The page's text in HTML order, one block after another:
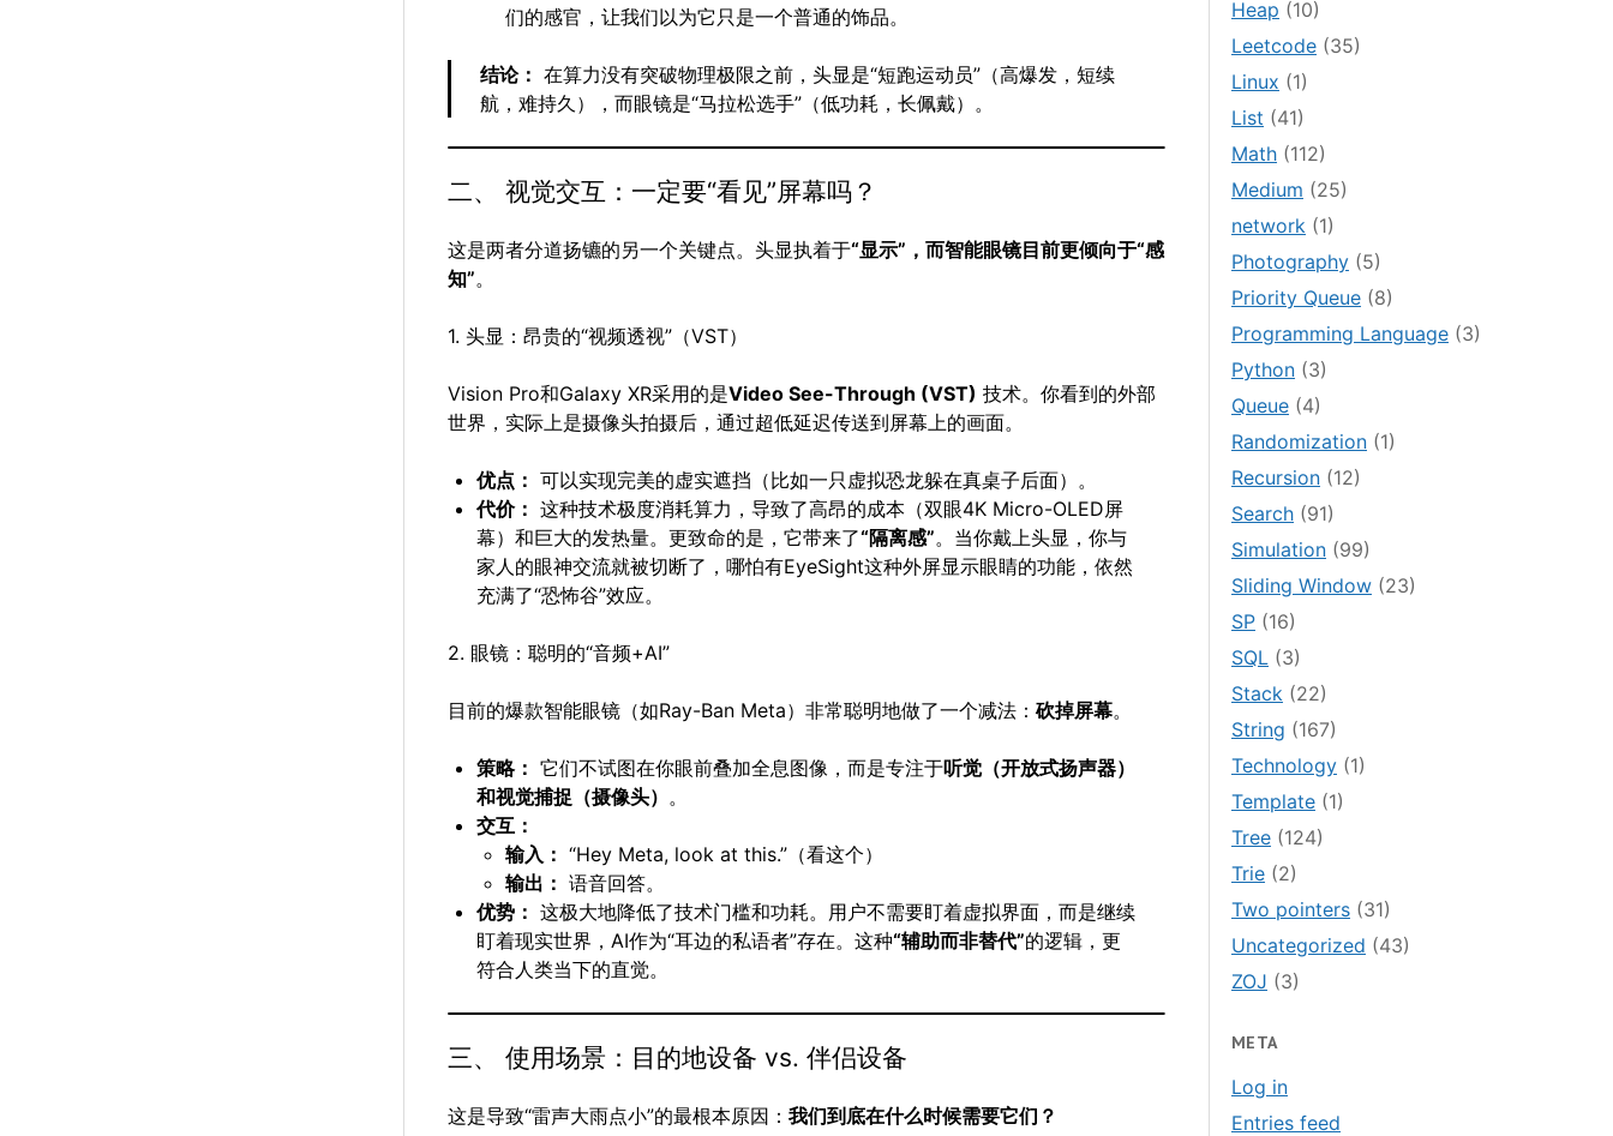
们的感官，让我们以为它只是一个普通的饰品。
结论： 在算力没有突破物理极限之前，头显是“短跑运动员”（高爆发，短续
航，难持久），而眼镜是“马拉松选手”（低功耗，长佩戴）。
二、 视觉交互：一定要“看见”屏幕吗？
这是两者分道扬镳的另一个关键点。头显执着于“显示”，而智能眼镜目前更倾向于“感
知”。
1. 头显：昂贵的“视频透视”（VST）
Vision Pro和Galaxy XR采用的是Video See-Through (VST) 技术。你看到的外部
世界，实际上是摄像头拍摄后，通过超低延迟传送到屏幕上的画面。
优点： 可以实现完美的虚实遮挡（比如一只虚拟恐龙躲在真桌子后面）。
代价： 这种技术极度消耗算力，导致了高昂的成本（双眼4K Micro-OLED屏
幕）和巨大的发热量。更致命的是，它带来了“隔离感”。当你戴上头显，你与
家人的眼神交流就被切断了，哪怕有EyeSight这种外屏显示眼睛的功能，依然
充满了“恐怖谷”效应。
2. 眼镜：聪明的“音频+AI”
目前的爆款智能眼镜（如Ray-Ban Meta）非常聪明地做了一个减法：砍掉屏幕。
策略： 它们不试图在你眼前叠加全息图像，而是专注于听觉（开放式扬声器）
和视觉捕捉（摄像头） 。
交互：
输入： “Hey Meta, look at this.”（看这个）
输出： 语音回答。
优势： 这极大地降低了技术门槛和功耗。用户不需要盯着虚拟界面，而是继续
盯着现实世界，AI作为“耳边的私语者”存在。这种“辅助而非替代”的逻辑，更
符合人类当下的直觉。
三、 使用场景：目的地设备 vs. 伴侣设备
这是导致“雷声大雨点小”的最根本原因：我们到底在什么时候需要它们？
Heap (10)
Leetcode (35)
Linux (1)
List (41)
Math (112)
Medium (25)
network (1)
Photography (5)
Priority Queue (8)
Programming Language (3)
Python (3)
Queue (4)
Randomization (1)
Recursion (12)
Search (91)
Simulation (99)
Sliding Window (23)
SP (16)
SQL (3)
Stack (22)
String (167)
Technology (1)
Template (1)
Tree (124)
Trie (2)
Two pointers (31)
Uncategorized (43)
ZOJ (3)
META
Log in
Entries feed